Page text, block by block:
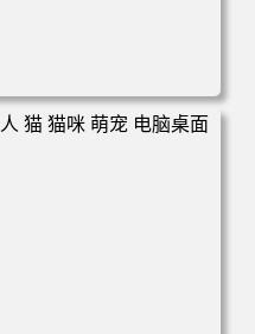
尼克 4K 电脑壁纸 3840x2
壁纸大全